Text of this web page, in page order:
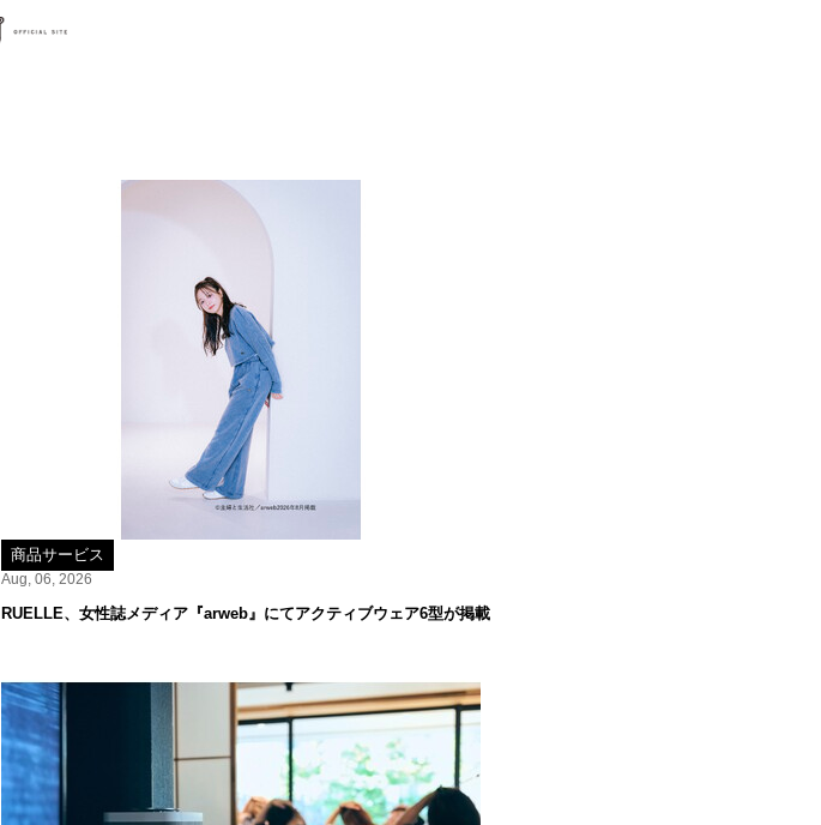
商品サービス
Aug, 06, 2026
RUELLE、女性誌メディア『arweb』にてアクティブウェア6型が掲載